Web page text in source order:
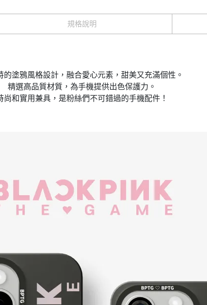
規格說明
的塗鴉風格設計，融合愛心元素，甜美又充滿個性。
精選高品質材質，為手機提供出色保護力。
尚和實用兼具，是粉絲們不可錯過的手機配件！